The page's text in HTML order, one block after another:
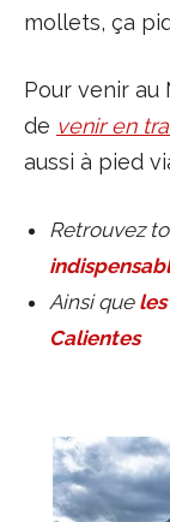
mollets, ça
Pour venir au
de venir en
aussi à pied
Retrouvez
Ainsi que
Calientes